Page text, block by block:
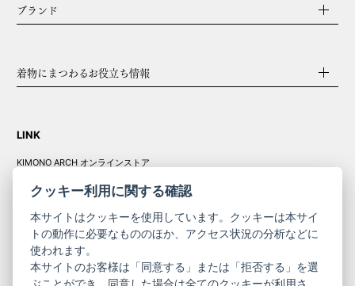
ブランド
着物にまつわるお役立ち情報
LINK
KIMONO ARCH オンラインストア
コーポレート
きものやまと振
袖
クッキー利用に関する確認
本サイトはクッキーを使用しています。クッキーは本サイ
トの動作に必要なもののほか、アクセス状況の分析などに
使われます。
本サイトのお客様は「同意する」または「拒否する」を選
ぶことができ、同意した場合は全てのクッキーが利用さ